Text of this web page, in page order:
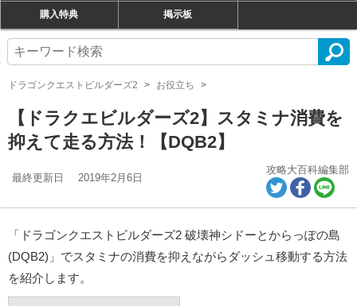
購入特典 掲示板
ドラゴンクエストビルダーズ2 お役立ち
【ドラクエビルダーズ2】スタミナ消費を
抑えて走る方法！【DQB2】
最終更新日 2019年2月6日
攻略大百科編集部
「ドラゴンクエストビルダーズ2 破壊神シドーとからっぽの島
(DQB2)」でスタミナの消費を抑えながらダッシュ移動する方法
を紹介します。